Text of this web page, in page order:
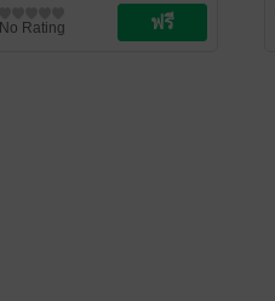
No Rating